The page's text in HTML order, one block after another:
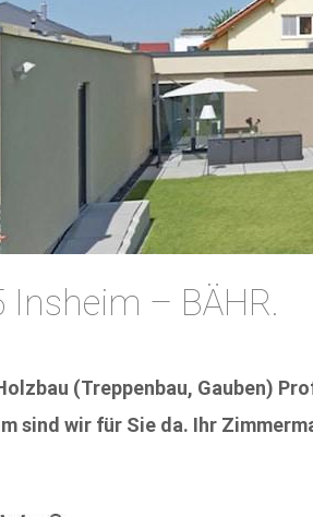
– BÄHR.
(Treppenbau, Gauben)
sind wir für Sie da. Ihr